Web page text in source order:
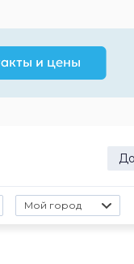
Мой город